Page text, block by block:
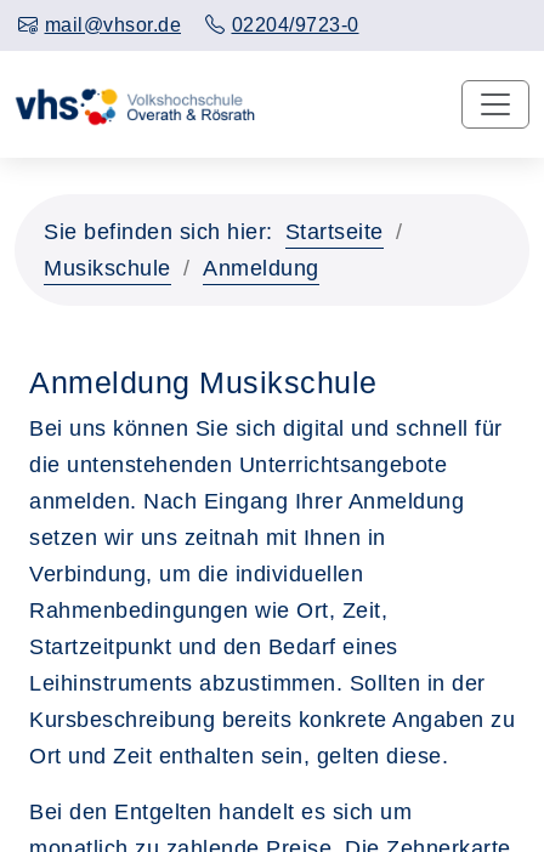
mail@vhsor.de 02204/9723-0
Sie befinden sich hier:
Startseite
Musikschule
Anmeldung
Anmeldung Musikschule
Bei uns können Sie sich digital und schnell für
die untenstehenden Unterrichtsangebote
anmelden. Nach Eingang Ihrer Anmeldung
setzen wir uns zeitnah mit Ihnen in
Verbindung, um die individuellen
Rahmenbedingungen wie Ort, Zeit,
Startzeitpunkt und den Bedarf eines
Leihinstruments abzustimmen. Sollten in der
Kursbeschreibung bereits konkrete Angaben zu
Ort und Zeit enthalten sein, gelten diese.
Bei den Entgelten handelt es sich um